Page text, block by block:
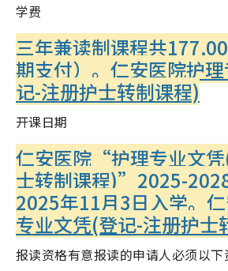
学费
三年兼读制课程共
期支付）。 仁安医院护
记-注册护士转制课程)
开课日期
仁安医院“护理专业文
士转制课程)”2025-
2025年11月3日入学。
专业文凭(登记-注册护士
报读资格有意报读的申请人必须以下